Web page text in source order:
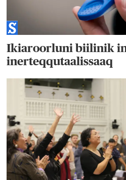
Ikiaroorluni biilinik
inerteqqutaalissaaq